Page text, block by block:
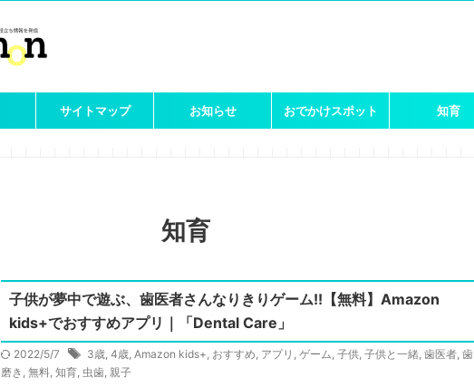
サイトマップ お知らせ おでかけスポット 知育
知育
子供が夢中で遊ぶ、歯医者さんなりきりゲーム!!【無料】Amazon
kids+でおすすめアプリ｜「Dental Care」
2022/5/7 3歳, 4歳, Amazon kids+, おすすめ, アプリ , ゲーム, 子供, 子供と一緒, 歯医者, 歯
磨き , 無料, 知育, 虫歯, 親子